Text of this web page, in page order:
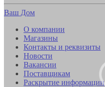
Ваш Дом
О компании
Магазины
Контакты и реквизиты
Новости
Вакансии
Поставщикам
Раскрытие информации